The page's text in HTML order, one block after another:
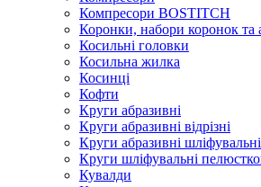
Компресори BOSTITCH
Коронки, набори коронок та
Косильні головки
Косильна жилка
Косинці
Кофти
Круги абразивні
Круги абразивні відрізні
Круги абразивні шліфувальні
Круги шліфувальні
Кувалди